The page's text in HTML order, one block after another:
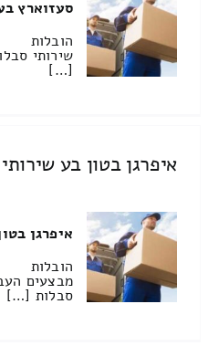
סעזוארץ
הובלות
שירותי
[…]
איפרגן בטון בע
איפרגן
הובלות
מבצעים
סבלות […]